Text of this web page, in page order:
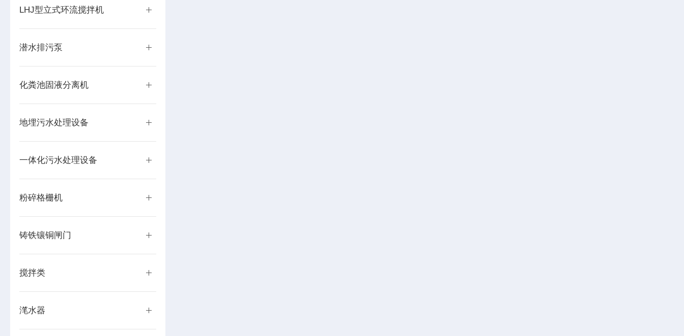
LHJ型立式环流搅拌机
潜水排污泵
化粪池固液分离机
地埋污水处理设备
一体化污水处理设备
粉碎格栅机
铸铁镶铜闸门
搅拌类
滗水器